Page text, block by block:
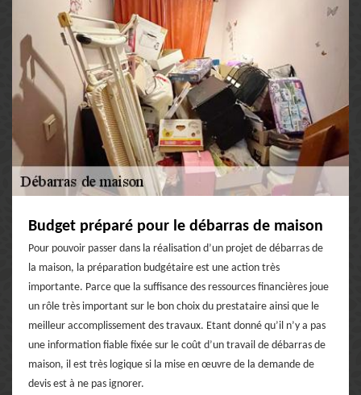
Budget préparé pour le débarras de maison
Pour pouvoir passer dans la réalisation d’un projet de débarras de
la maison, la préparation budgétaire est une action très
importante. Parce que la suffisance des ressources financières joue
un rôle très important sur le bon choix du prestataire ainsi que le
meilleur accomplissement des travaux. Etant donné qu’il n’y a pas
une information fiable fixée sur le coût d’un travail de débarras de
maison, il est très logique si la mise en œuvre de la demande de
devis est à ne pas ignorer.